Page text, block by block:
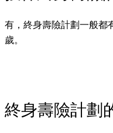
有，終身壽險計劃一般都
歲。
終身壽險計劃